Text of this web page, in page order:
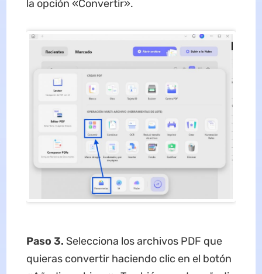
la opción «Convertir».
Paso 3. Selecciona los archivos PDF que
quieras convertir haciendo clic en el botón